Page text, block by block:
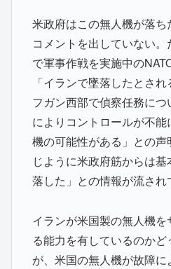
米政府はこの無人機が落
コメントを出していない
で軍事作戦を実施中の
「イランで墜落したとさ
フガン西部で偵察任務に
によりコントロールが不
機の可能性がある」との
じように米政府筋からは
落した」との情報が流され
イランが米国製の無人機
る能力を有しているのか
が、米国の無人機が故障